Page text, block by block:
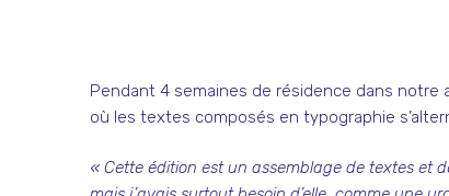
Pendant 4 semaines de résidence dans notre
où les textes composés en typographie
« Cette édition est un assemblage de textes et